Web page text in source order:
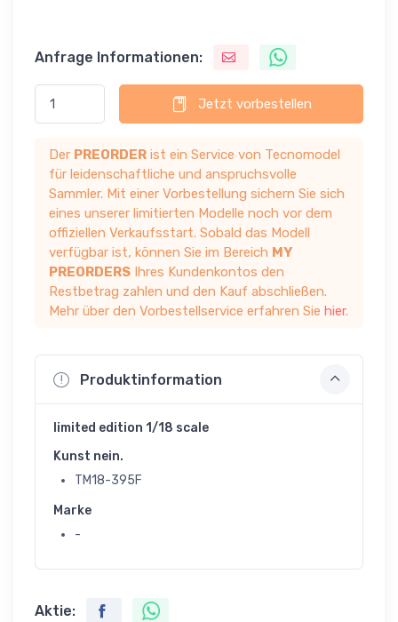
Anfrage Informationen:
Jetzt vorbestellen
Der PREORDER ist ein Service von Tecnomodel
für leidenschaftliche und anspruchsvolle
Sammler. Mit einer Vorbestellung sichern Sie sich
eines unserer limitierten Modelle noch vor dem
offiziellen Verkaufsstart. Sobald das Modell
verfügbar ist, können Sie im Bereich MY
PREORDERS Ihres Kundenkontos den
Restbetrag zahlen und den Kauf abschließen.
Mehr über den Vorbestellservice erfahren Sie hier.
Produktinformation
limited edition 1/18 scale
Kunst nein.
TM18-395F
Marke
-
Aktie: